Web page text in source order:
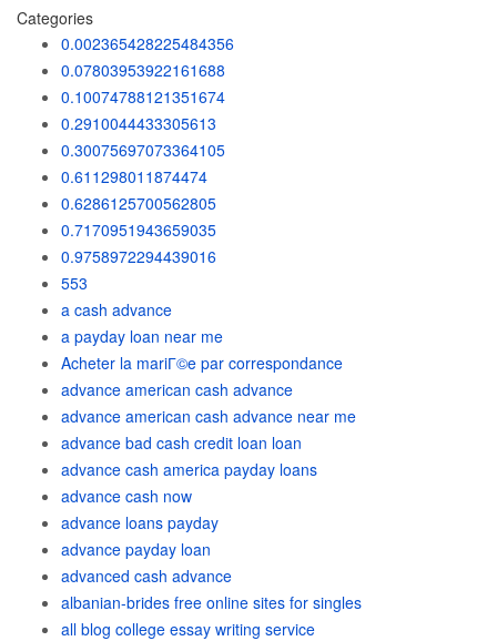
Categories
0.002365428225484356
0.07803953922161688
0.10074788121351674
0.2910044433305613
0.30075697073364105
0.611298011874474
0.6286125700562805
0.7170951943659035
0.9758972294439016
553
a cash advance
a payday loan near me
Acheter la mariГ©e par correspondance
advance american cash advance
advance american cash advance near me
advance bad cash credit loan loan
advance cash america payday loans
advance cash now
advance loans payday
advance payday loan
advanced cash advance
albanian-brides free online sites for singles
all blog college essay writing service